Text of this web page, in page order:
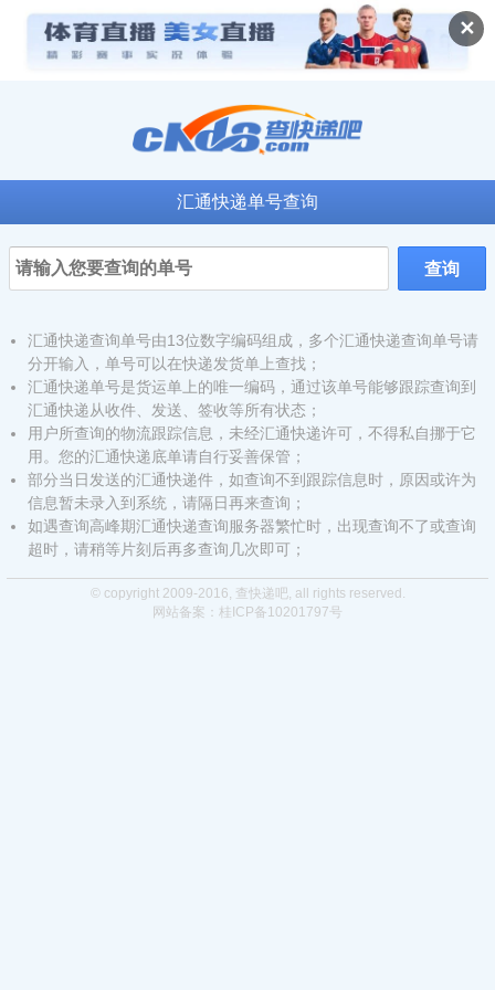
✕
汇通快递单号查询
汇通快递查询单号由13位数字编码组成，多个汇通快递查询单号请
分开输入，单号可以在快递发货单上查找；
汇通快递单号是货运单上的唯一编码，通过该单号能够跟踪查询到
汇通快递从收件、发送、签收等所有状态；
用户所查询的物流跟踪信息，未经汇通快递许可，不得私自挪于它
用。您的汇通快递底单请自行妥善保管；
部分当日发送的汇通快递件，如查询不到跟踪信息时，原因或许为
信息暂未录入到系统，请隔日再来查询；
如遇查询高峰期汇通快递查询服务器繁忙时，出现查询不了或查询
超时，请稍等片刻后再多查询几次即可；
© copyright 2009-2016, 查快递吧, all rights reserved.
网站备案：桂ICP备10201797号